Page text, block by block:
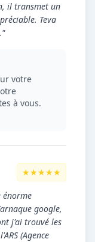
il transmet un
Teva
votre
à vous.
★★★★★
énorme
google,
j'ai trouvé les
(Agence